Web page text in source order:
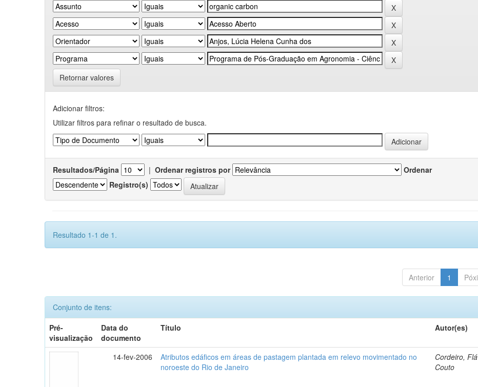
Retornar valores
Adicionar filtros:
Utilizar filtros para refinar o resultado de busca.
Resultados/Página | Ordenar registros por
Ordenar
Registro(s)
Resultado 1-1 de 1.
Anterior 1
Conjunto de itens:
Pré-
visualização
Data do
documento
Título Autor(es)
14-fev-2006
Atributos edáficos em áreas de pastagem plantada em relevo movimentado no
noroeste do Rio de Janeiro
Cordeiro,
Couto